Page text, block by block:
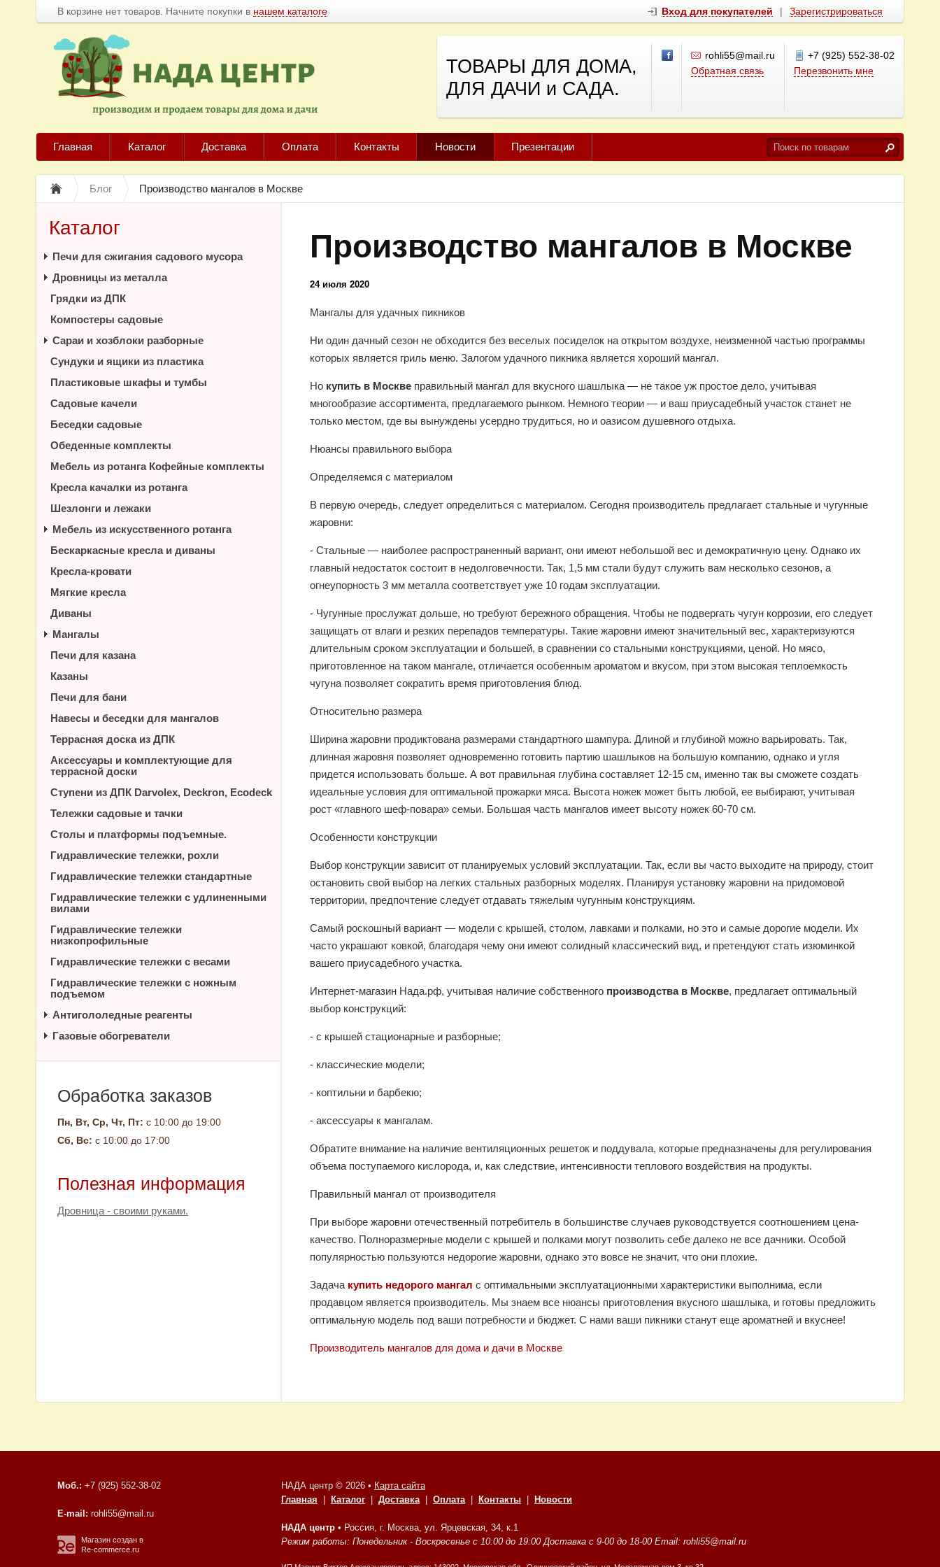
В корзине нет товаров. Начните покупки в нашем каталоге Вход для покупателей | Зарегистрироваться
ТОВАРЫ ДЛЯ ДОМА,
ДЛЯ ДАЧИ и САДА.
rohli55@mail.ru
Обратная связь
+7 (925) 552-38-02
Перезвонить мне
Главная Каталог Доставка Оплата Контакты Новости Презентации
Блог Производство мангалов в Москве
Производство мангалов в Москве
24 июля 2020
Мангалы для удачных пикников
Ни один дачный сезон не обходится без веселых посиделок на открытом воздухе, неизменной частью программы
которых является гриль меню. Залогом удачного пикника является хороший мангал.
Но купить в Москве правильный мангал для вкусного шашлыка — не такое уж простое дело, учитывая
многообразие ассортимента, предлагаемого рынком. Немного теории — и ваш приусадебный участок станет не
только местом, где вы вынуждены усердно трудиться, но и оазисом душевного отдыха.
Нюансы правильного выбора
Определяемся с материалом
В первую очередь, следует определиться с материалом. Сегодня производитель предлагает стальные и чугунные
жаровни:
- Стальные — наиболее распространенный вариант, они имеют небольшой вес и демократичную цену. Однако их
главный недостаток состоит в недолговечности. Так, 1,5 мм стали будут служить вам несколько сезонов, а
огнеупорность 3 мм металла соответствует уже 10 годам эксплуатации.
- Чугунные прослужат дольше, но требуют бережного обращения. Чтобы не подвергать чугун коррозии, его следует
защищать от влаги и резких перепадов температуры. Такие жаровни имеют значительный вес, характеризуются
длительным сроком эксплуатации и большей, в сравнении со стальными конструкциями, ценой. Но мясо,
приготовленное на таком мангале, отличается особенным ароматом и вкусом, при этом высокая теплоемкость
чугуна позволяет сократить время приготовления блюд.
Относительно размера
Ширина жаровни продиктована размерами стандартного шампура. Длиной и глубиной можно варьировать. Так,
длинная жаровня позволяет одновременно готовить партию шашлыков на большую компанию, однако и угля
придется использовать больше. А вот правильная глубина составляет 12-15 см, именно так вы сможете создать
идеальные условия для оптимальной прожарки мяса. Высота ножек может быть любой, ее выбирают, учитывая
рост «главного шеф-повара» семьи. Большая часть мангалов имеет высоту ножек 60-70 см.
Особенности конструкции
Выбор конструкции зависит от планируемых условий эксплуатации. Так, если вы часто выходите на природу, стоит
остановить свой выбор на легких стальных разборных моделях. Планируя установку жаровни на придомовой
территории, предпочтение следует отдавать тяжелым чугунным конструкциям.
Самый роскошный вариант — модели с крышей, столом, лавками и полками, но это и самые дорогие модели. Их
часто украшают ковкой, благодаря чему они имеют солидный классический вид, и претендуют стать изюминкой
вашего приусадебного участка.
Интернет-магазин Нада.рф, учитывая наличие собственного производства в Москве, предлагает оптимальный
выбор конструкций:
- с крышей стационарные и разборные;
- классические модели;
- коптильни и барбекю;
- аксессуары к мангалам.
Обратите внимание на наличие вентиляционных решеток и поддувала, которые предназначены для регулирования
объема поступаемого кислорода, и, как следствие, интенсивности теплового воздействия на продукты.
Правильный мангал от производителя
При выборе жаровни отечественный потребитель в большинстве случаев руководствуется соотношением цена-
качество. Полноразмерные модели с крышей и полками могут позволить себе далеко не все дачники. Особой
популярностью пользуются недорогие жаровни, однако это вовсе не значит, что они плохие.
Задача купить недорого мангал с оптимальными эксплуатационными характеристики выполнима, если
продавцом является производитель. Мы знаем все нюансы приготовления вкусного шашлыка, и готовы предложить
оптимальную модель под ваши потребности и бюджет. С нами ваши пикники станут еще ароматней и вкуснее!
Производитель мангалов для дома и дачи в Москве
Каталог
Печи для сжигания садового мусора
Дровницы из металла
Грядки из ДПК
Компостеры садовые
Сараи и хозблоки разборные
Сундуки и ящики из пластика
Пластиковые шкафы и тумбы
Садовые качели
Беседки садовые
Обеденные комплекты
Мебель из ротанга Кофейные комплекты
Кресла качалки из ротанга
Шезлонги и лежаки
Мебель из искусственного ротанга
Бескаркасные кресла и диваны
Кресла-кровати
Мягкие кресла
Диваны
Мангалы
Печи для казана
Казаны
Печи для бани
Навесы и беседки для мангалов
Террасная доска из ДПК
Аксессуары и комплектующие для
террасной доски
Ступени из ДПК Darvolex, Deckron, Ecodeck
Тележки садовые и тачки
Столы и платформы подъемные.
Гидравлические тележки, рохли
Гидравлические тележки стандартные
Гидравлические тележки с удлиненными
вилами
Гидравлические тележки
низкопрофильные
Гидравлические тележки с весами
Гидравлические тележки с ножным
подъемом
Антигололедные реагенты
Газовые обогреватели
Обработка заказов
Пн, Вт, Ср, Чт, Пт: с 10:00 до 19:00
Сб, Вс: с 10:00 до 17:00
Полезная информация
Дровница - своими руками.
Моб.: +7 (925) 552-38-02
E-mail: rohli55@mail.ru
Магазин создан в
Re-commerce.ru
НАДА центр © 2026 • Карта сайта
Главная
Каталог Доставка| Оплата| Контакты Новости
НАДА центр • Россия, г. Москва, ул. Ярцевская, 34, к.1
Режим работы: Понедельник - Воскресенье с 10:00 до 19:00 Доставка с 9-00 до 18-00 Email: rohli55@mail.ru